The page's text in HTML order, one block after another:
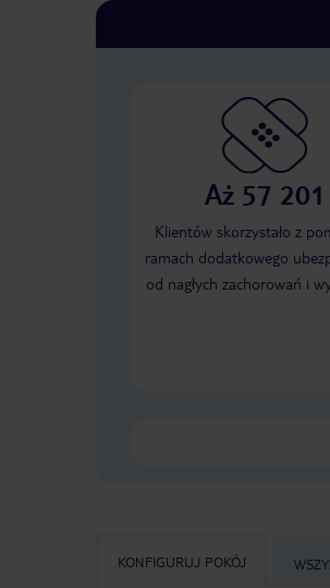
Aż 57 201
Klientów skorzystało z
ramach dodatkowego
od nagłych zachorowań i
KONFIGURUJ POKÓJ